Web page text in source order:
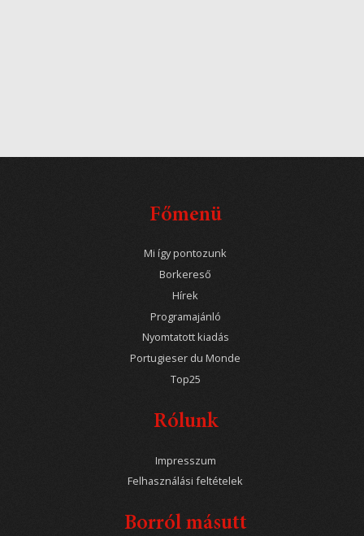
Főmenü
Mi így pontozunk
Borkereső
Hírek
Programajánló
Nyomtatott kiadás
Portugieser du Monde
Top25
Rólunk
Impresszum
Felhasználási feltételek
Borról másutt